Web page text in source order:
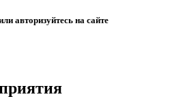
авторизуйтесь на сайте